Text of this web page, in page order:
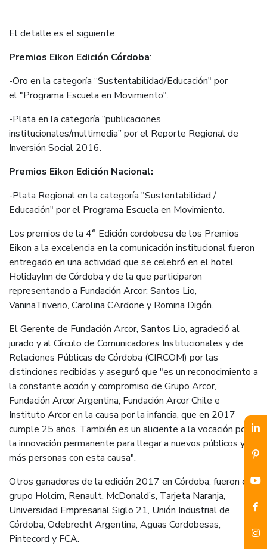
El detalle es el siguiente:
Premios Eikon Edición Córdoba:
-Oro en la categoría “Sustentabilidad/Educación" por
el "Programa Escuela en Movimiento".
-Plata en la categoría “publicaciones
institucionales/multimedia” por el Reporte Regional de
Inversión Social 2016.
Premios Eikon Edición Nacional:
-Plata Regional en la categoría "Sustentabilidad /
Educación" por el Programa Escuela en Movimiento.
Los premios de la 4° Edición cordobesa de los Premios
Eikon a la excelencia en la comunicación institucional fueron
entregado en una actividad que se celebró en el hotel
HolidayInn de Córdoba y de la que participaron
representando a Fundación Arcor: Santos Lio,
VaninaTriverio, Carolina CArdone y Romina Digón.
El Gerente de Fundación Arcor, Santos Lio, agradeció al
jurado y al Círculo de Comunicadores Institucionales y de
Relaciones Públicas de Córdoba (CIRCOM) por las
distinciones recibidas y aseguró que "es un reconocimiento a
la constante acción y compromiso de Grupo Arcor,
Fundación Arcor Argentina, Fundación Arcor Chile e
Instituto Arcor en la causa por la infancia, que en 2017
cumple 25 años. También es un aliciente a la vocación por
la innovación permanente para llegar a nuevos públicos y a
más personas con esta causa".
Otros ganadores de la edición 2017 en Córdoba, fueron el
grupo Holcim, Renault, McDonald’s, Tarjeta Naranja,
Universidad Empresarial Siglo 21, Unión Industrial de
Córdoba, Odebrecht Argentina, Aguas Cordobesas,
Pintecord y FCA.